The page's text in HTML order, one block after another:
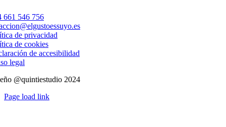
661 546 756
de privacidad
de cookies
de accesibilidad
legal
@quintiestudio 2024
Page load link